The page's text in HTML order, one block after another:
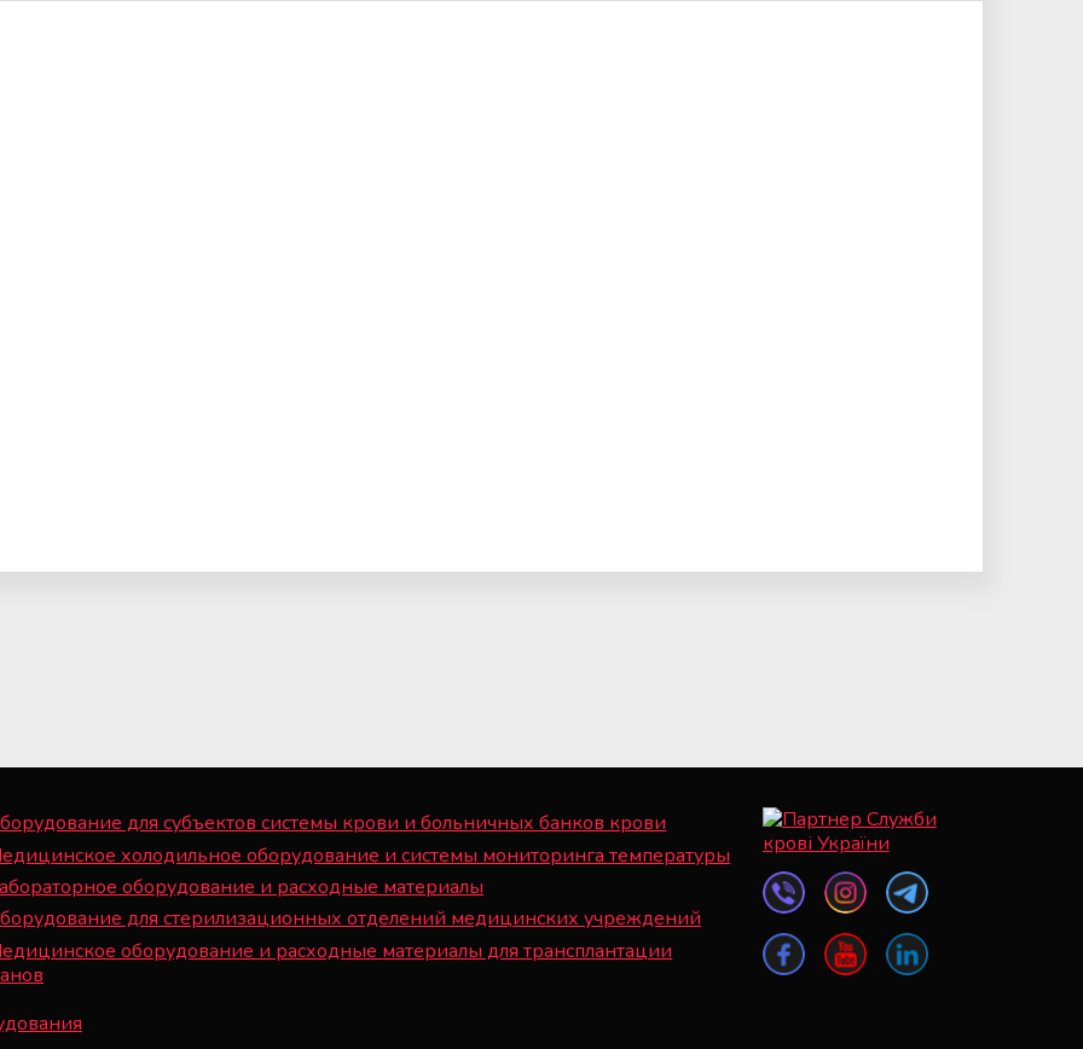
для субъектов системы крови и больничных банков крови
холодильное оборудование и системы мониторинга температуры
оборудование и расходные материалы
для стерилизационных отделений медицинских учреждений
оборудование и расходные материалы для трансплантации